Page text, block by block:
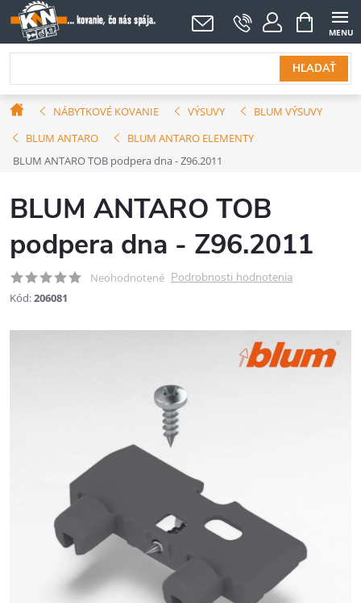
Prejsť
na
obsah
HĽADAŤ
NÁKUPNÝ
KOŠÍK
DomovNÁBYTKOVÉ KOVANIE VÝSUVY
BLUM VÝSUVY
BLUM ANTARO
BLUM ANTARO ELEMENTY
BLUM ANTARO TOB podpera dna - Z96.2011
BLUM ANTARO TOB
podpera dna - Z96.2011
Neohodnotené Podrobnosti hodnotenia
Kód:206081